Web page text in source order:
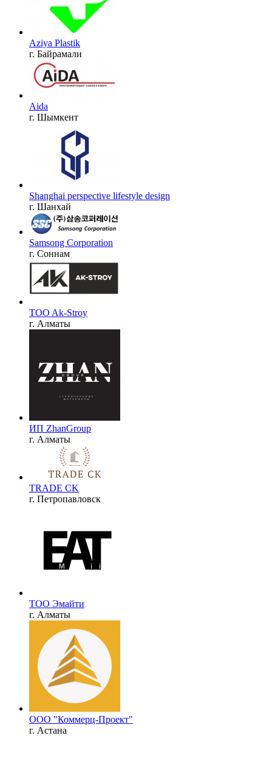
Aziya Plastik
г. Байрамали
Aida
г. Шымкент
Shanghai perspective lifestyle design
г. Шанхай
Samsong Corporation
г. Соннам
TOO Ak-Stroy
г. Алматы
ИП ZhanGroup
г. Алматы
TRADE CK
г. Петропавловск
ТОО Эмайти
г. Алматы
ООО "Коммерц-Проект"
г. Астана